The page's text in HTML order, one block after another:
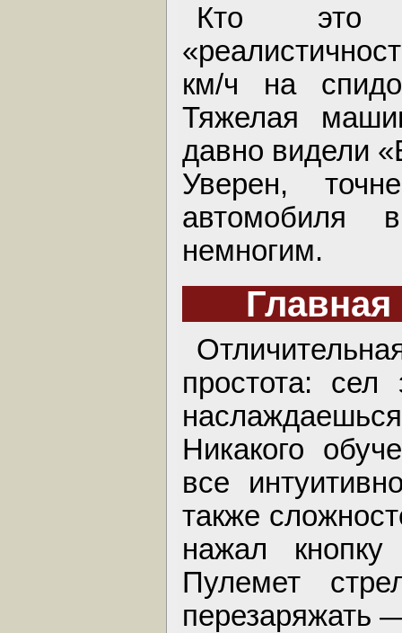
Кто это
км/ч на
Тяжелая
давно видели
Уверен,
автомобиля
немногим.
простота:
Никакого
все
также
нажал
Пулемет
перезаряжать